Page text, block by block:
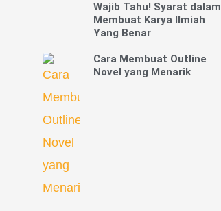
Wajib Tahu! Syarat dalam
Membuat Karya Ilmiah
Yang Benar
Cara Membuat Outline
Novel yang Menarik